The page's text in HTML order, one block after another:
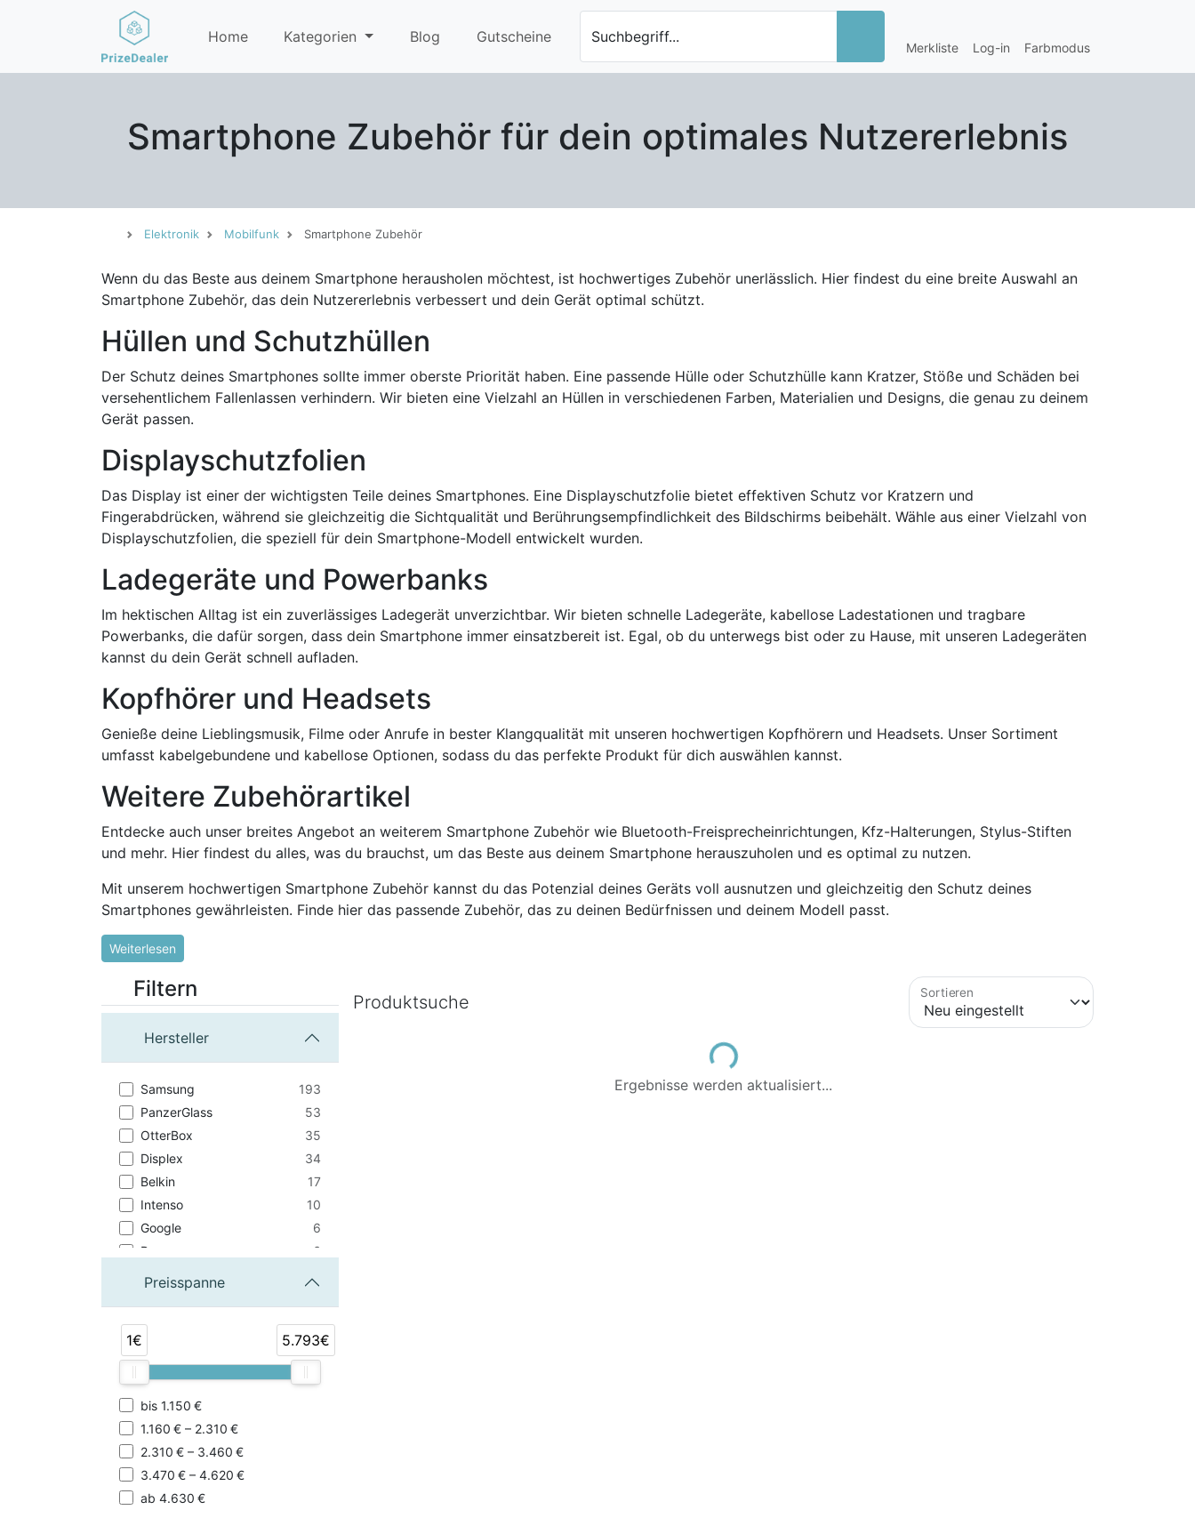
Merkliste Log-in Farbmodus
Home Kategorien Blog Gutscheine Suchbegriff...
Smartphone Zubehör für dein optimales Nutzererlebnis
Elektronik Mobilfunk Smartphone Zubehör
Wenn du das Beste aus deinem Smartphone herausholen möchtest, ist hochwertiges Zubehör unerlässlich. Hier findest du eine breite Auswahl an
Smartphone Zubehör, das dein Nutzererlebnis verbessert und dein Gerät optimal schützt.
Hüllen und Schutzhüllen
Der Schutz deines Smartphones sollte immer oberste Priorität haben. Eine passende Hülle oder Schutzhülle kann Kratzer, Stöße und Schäden bei
versehentlichem Fallenlassen verhindern. Wir bieten eine Vielzahl an Hüllen in verschiedenen Farben, Materialien und Designs, die genau zu deinem
Gerät passen.
Displayschutzfolien
Das Display ist einer der wichtigsten Teile deines Smartphones. Eine Displayschutzfolie bietet effektiven Schutz vor Kratzern und
Fingerabdrücken, während sie gleichzeitig die Sichtqualität und Berührungsempfindlichkeit des Bildschirms beibehält. Wähle aus einer Vielzahl von
Displayschutzfolien, die speziell für dein Smartphone-Modell entwickelt wurden.
Ladegeräte und Powerbanks
Im hektischen Alltag ist ein zuverlässiges Ladegerät unverzichtbar. Wir bieten schnelle Ladegeräte, kabellose Ladestationen und tragbare
Powerbanks, die dafür sorgen, dass dein Smartphone immer einsatzbereit ist. Egal, ob du unterwegs bist oder zu Hause, mit unseren Ladegeräten
kannst du dein Gerät schnell aufladen.
Kopfhörer und Headsets
Genieße deine Lieblingsmusik, Filme oder Anrufe in bester Klangqualität mit unseren hochwertigen Kopfhörern und Headsets. Unser Sortiment
umfasst kabelgebundene und kabellose Optionen, sodass du das perfekte Produkt für dich auswählen kannst.
Weitere Zubehörartikel
Entdecke auch unser breites Angebot an weiterem Smartphone Zubehör wie Bluetooth-Freisprecheinrichtungen, Kfz-Halterungen, Stylus-Stiften
und mehr. Hier findest du alles, was du brauchst, um das Beste aus deinem Smartphone herauszuholen und es optimal zu nutzen.
Mit unserem hochwertigen Smartphone Zubehör kannst du das Potenzial deines Geräts voll ausnutzen und gleichzeitig den Schutz deines
Smartphones gewährleisten. Finde hier das passende Zubehör, das zu deinen Bedürfnissen und deinem Modell passt.
Weiterlesen
Filtern
Hersteller
Samsung
193
PanzerGlass
53
OtterBox
35
Displex
34
Belkin
17
Intenso
10
Google
6
Rapoo
6
Neomounts
Huawei
1
Xiaomi
SoundCore
1
E.V.I.
IPEVO
Preisspanne
1€ 5.793€
bis 1.150 €
1.160 € – 2.310 €
2.310 € – 3.460 €
3.470 € – 4.620 €
ab 4.630 €
Produktsuche Sortieren
Loading...
Ergebnisse werden aktualisiert...